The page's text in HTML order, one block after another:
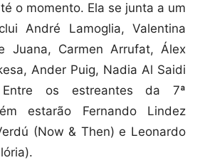
o momento. Ela se junta a um
André Lamoglia, Valentina
Juana, Carmen Arrufat, Álex
Ander Puig, Nadia Al Saidi
os estreantes da 7ª
estarão Fernando Lindez
(Now & Then) e Leonardo